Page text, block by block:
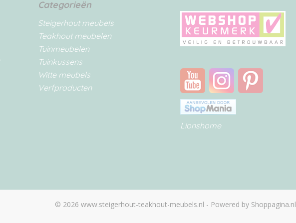
Categorieën
Steigerhout meubels
Teakhout meubelen
Tuinmeubelen
Tuinkussens
Witte meubels
Verfproducten
Lionshome
© 2026 www.steigerhout-teakhout-meubels.nl - Powered by Shoppagina.nl